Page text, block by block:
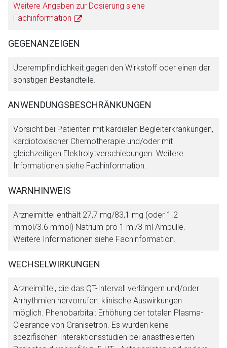
Weitere Angaben zur Dosierung siehe
Fachinformation
GEGENANZEIGEN
Überempfindlichkeit gegen den Wirkstoff oder einen der
sonstigen Bestandteile.
ANWENDUNGSBESCHRÄNKUNGEN
Vorsicht bei Patienten mit kardialen Begleiterkrankungen,
kardiotoxischer Chemotherapie und/oder mit
gleichzeitigen Elektrolytverschiebungen. Weitere
Informationen siehe Fachinformation.
WARNHINWEIS
Arzneimittel enthält 27,7 mg/83,1 mg (oder 1.2
mmol/3.6 mmol) Natrium pro 1 ml/3 ml Ampulle.
Weitere Informationen siehe Fachinformation.
WECHSELWIRKUNGEN
Arzneimittel, die das QT-Intervall verlängern und/oder
Arrhythmien hervorrufen: klinische Auswirkungen
möglich. Phenobarbital: Erhöhung der totalen Plasma-
Clearance von Granisetron. Es wurden keine
spezifischen Interaktionsstudien bei anästhesierten